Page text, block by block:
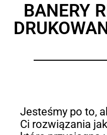
BANERY
Jesteśmy po to,
Ci rozwiązania